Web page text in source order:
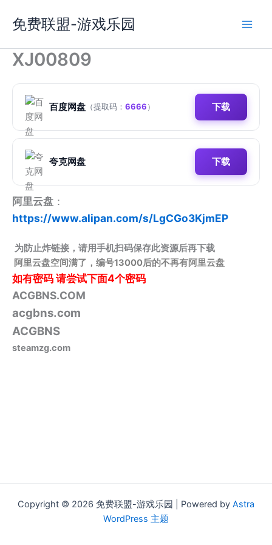
容
免费联盟-游戏乐园
XJ00809
百度网盘 （提取码： 6666） 下载
夸克网盘 下载
阿里云盘 ：
https://www.alipan.com/s/LgCGo3KjmEP
为防止炸链接，请用手机扫码保存此资源后再下载
阿里云盘空间满了，编号13000后的不再有阿里云盘
如有密码请尝试下面4个密码
ACGBNS.COM
acgbns.com
ACGBNS
steamzg.com
Copyright © 2026 免费联盟-游戏乐园 | Powered by Astra
WordPress 主题